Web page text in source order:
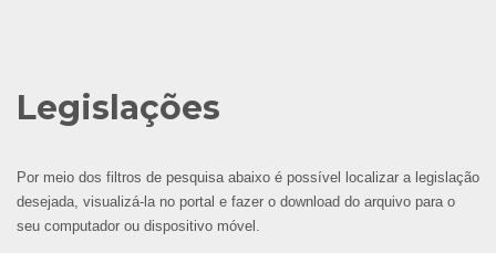
Legislações
Por meio dos filtros de pesquisa abaixo é possível localizar a legislação
desejada, visualizá-la no portal e fazer o download do arquivo para o
seu computador ou dispositivo móvel.